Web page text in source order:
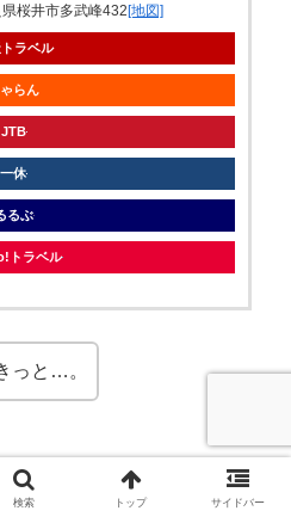
桜井市多武峰432[地図]
ラベル
らん
JTB
一休
るぶ
トラベル
っと…。
者たち ⇐前の回
検索 トップ サイドバー